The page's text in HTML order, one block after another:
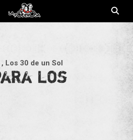
, Los 30 de un Sol
los